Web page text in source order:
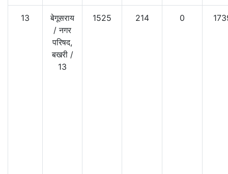
13
बेगूसराय
/नगर
परिषद,
बखरी /
13
1525 214 0